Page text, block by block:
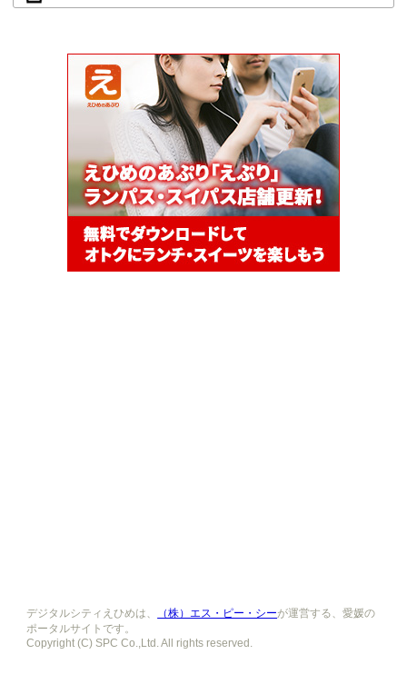
デジタルシティえひめは、 （株）エス・ピー・シーが運営する、愛媛の
ポータルサイトです。
Copyright (C) SPC Co.,Ltd. All rights reserved.